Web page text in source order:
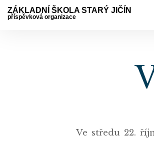
ZÁKLADNÍ ŠKOLA STARÝ JIČÍN
příspěvková organizace
Ve středu 22.